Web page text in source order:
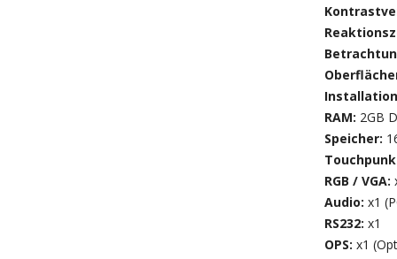
RAM: 2GB
Speicher:
RGB / VGA:
Audio: x1
RS232: x1
OPS: x1